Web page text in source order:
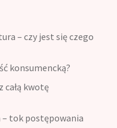
– czy jest się czego
konsumencką?
całą kwotę
– tok postępowania